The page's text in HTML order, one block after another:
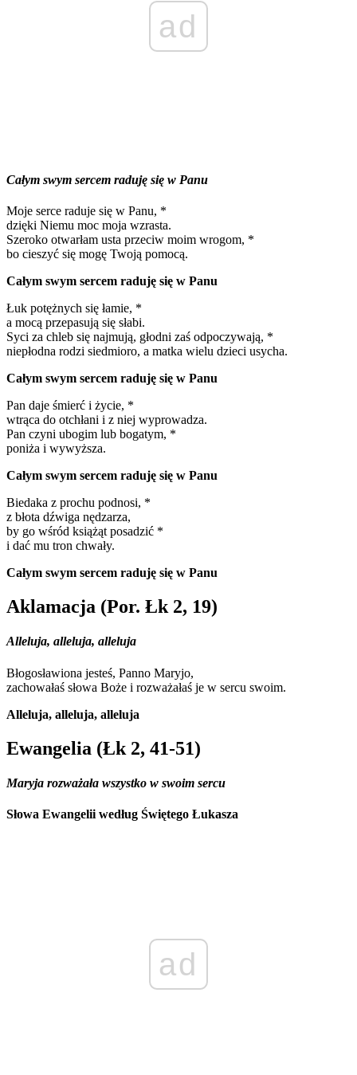
ad
Całym swym sercem raduję się w Panu
Moje serce raduje się w Panu, *
dzięki Niemu moc moja wzrasta.
Szeroko otwarłam usta przeciw moim wrogom, *
bo cieszyć się mogę Twoją pomocą.
Całym swym sercem raduję się w Panu
Łuk potężnych się łamie, *
a mocą przepasują się słabi.
Syci za chleb się najmują, głodni zaś odpoczywają, *
niepłodna rodzi siedmioro, a matka wielu dzieci usycha.
Całym swym sercem raduję się w Panu
Pan daje śmierć i życie, *
wtrąca do otchłani i z niej wyprowadza.
Pan czyni ubogim lub bogatym, *
poniża i wywyższa.
Całym swym sercem raduję się w Panu
Biedaka z prochu podnosi, *
z błota dźwiga nędzarza,
by go wśród książąt posadzić *
i dać mu tron chwały.
Całym swym sercem raduję się w Panu
Aklamacja (Por. Łk 2, 19)
Alleluja, alleluja, alleluja
Błogosławiona jesteś, Panno Maryjo,
zachowałaś słowa Boże i rozważałaś je w sercu swoim.
Alleluja, alleluja, alleluja
Ewangelia (Łk 2, 41-51)
Maryja rozważała wszystko w swoim sercu
Słowa Ewangelii według Świętego Łukasza
ad